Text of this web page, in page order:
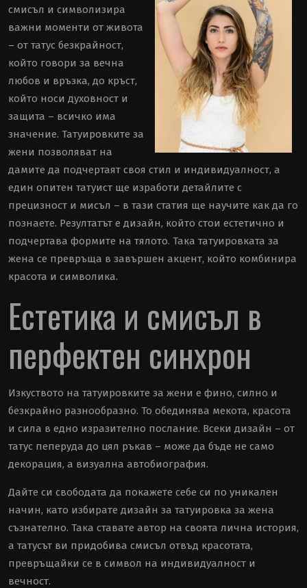
смисъл и символизира
важни моменти от живота
– от татус безкрайност,
който говори за вечна
любов и връзка, до кръст,
който носи духовност и
защита – всичко има
значение. Татуировките за
жени позволяват на
дамите да подчертаят своя стил и индивидуалност, а
един опитен татуист ще изработи детайлите с
прецизност и мисъл – в тази статия ще научите как да го
познаете. Резултатът е дизайн, който стои естетично и
подчертава формите на тялото. Така татуировката за
жена се превръща в завършен акцент, който комбинира
красота и символика.
Естетика и смисъл в
перфектен синхрон
Изкуството на татуировките за жени е фино, силно и
безкрайно разнообразно. То обединява мекота, красота
и сила в едно изразително послание. Всеки дизайн – от
татус пеперуда до цял ръкав – може да бъде не само
декорация, а визуална автобиография.
Дайте си свободата да покажете себе си по уникален
начин, като избирате дизайн за татуировка за жена
съзнателно. Така ставате автор на своята лична история,
а татусът ви придобива смисъл отвъд красотата,
превръщайки се в символ на индивидуалност и
вечност.